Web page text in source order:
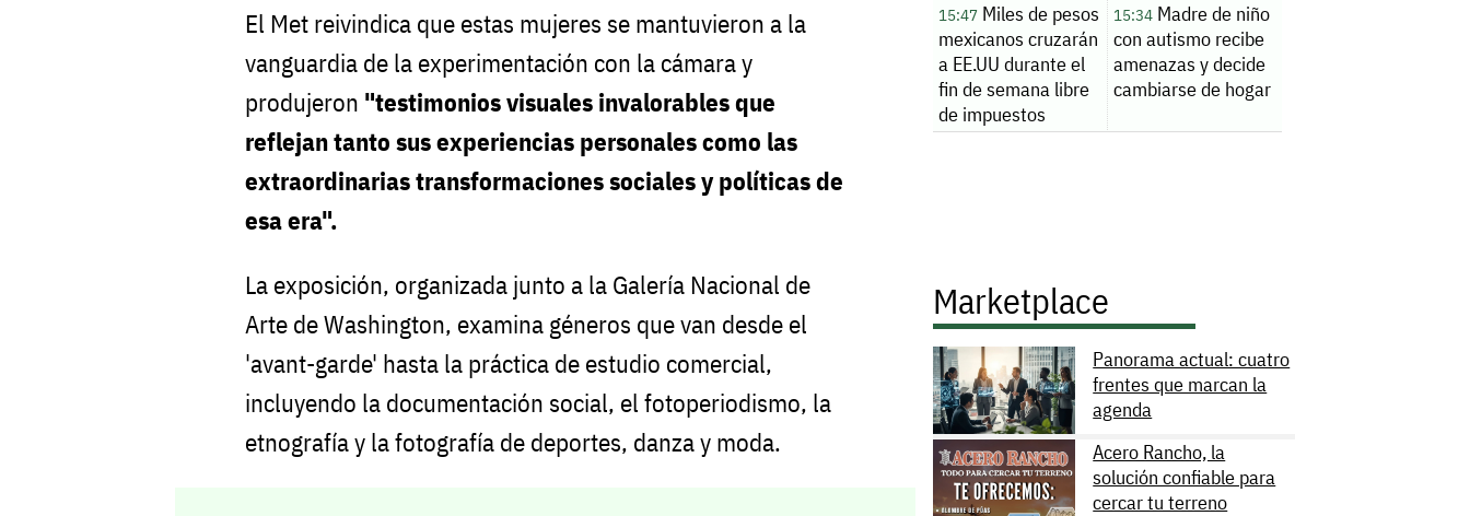
El Met reivindica que estas mujeres se mantuvieron a la
vanguardia de la experimentación con la cámara y
produjeron "testimonios visuales invalorables que
reflejan tanto sus experiencias personales como las
extraordinarias transformaciones sociales y políticas de
esa era".
La exposición, organizada junto a la Galería Nacional de
Arte de Washington, examina géneros que van desde el
'avant-garde' hasta la práctica de estudio comercial,
incluyendo la documentación social, el fotoperiodismo, la
etnografía y la fotografía de deportes, danza y moda.
15:47 Miles de pesos
mexicanos cruzarán
a EE.UU durante el
fin de semana libre
de impuestos
15:34Madre de niño
con autismo recibe
amenazas y decide
cambiarse de hogar
Marketplace
Panorama actual: cuatro
frentes que marcan la
agenda
Acero Rancho, la
solución confiable para
cercar tu terreno